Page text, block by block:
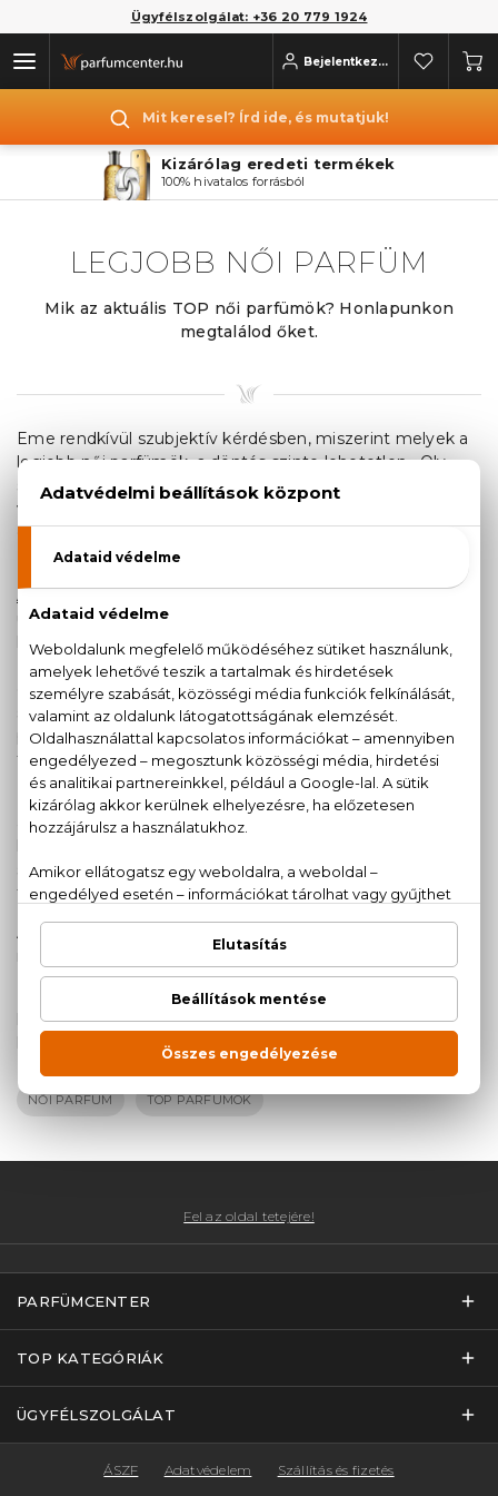
Ügyfélszolgálat: +36 20 779 1924
Bejelentkezés
Mit keresel? Írd ide, és mutatjuk!
Kizárólag eredeti termékek
100% hivatalos forrásból
LEGJOBB NŐI PARFÜM
Mik az aktuális TOP női parfümök? Honlapunkon
megtalálod őket.
Eme rendkívül szubjektív kérdésben, miszerint melyek a
legjobb női parfümök, a döntés szinte lehetetlen. Oly
sokféle illat van a palettán és a női ízlésvilág is annyira
változó, hogy vitathatatlan listát képtelenség lenne
összeállítani.
Awardsrendezvényét Londonban, ahol az adott év
újdonságait értékelik, majd kiválasztják a szakértők és
laikusok véleménye alapján a díjnyertes parfümöket.
Különböző kategóriák teszik lehetővé, hogy több illat is
elismerést kaphasson. Például: Legjobb női illat (külön a
szakértők és a laikusok véleménye alapján), legjobb
parfüm, melyet ismert személyiség tervezett, legszebb
flakon.
Időről időre fellelhetők különböző egyéni listák, melyek
által nyomon követhetjük a legjobb, legvonzóbb,
szubjektív vélemények alapján, melyek segíthetnek
tájékozódni a széles kínálatban.
A Parfümcenter legnépszerűbb termékei itt tekinthetők
Illetve a főoldalunk láblécében megtalálod az elmúlt 12
hónap eladásai alapján kialakított női TOP10 parfüm
NŐI PARFÜM TOP PARFÜMÖK
Fel az oldal tetejére!
PARFÜMCENTER
TOP KATEGÓRIÁK
ÜGYFÉLSZOLGÁLAT
ÁSZF Adatvédelem Szállítás és fizetés